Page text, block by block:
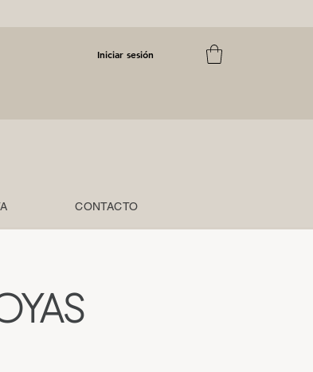
Iniciar sesión
CONTACTO